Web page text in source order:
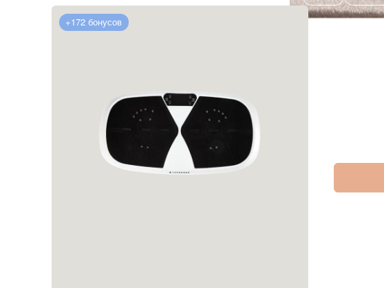
Перейти в каталог
+172 бонусов